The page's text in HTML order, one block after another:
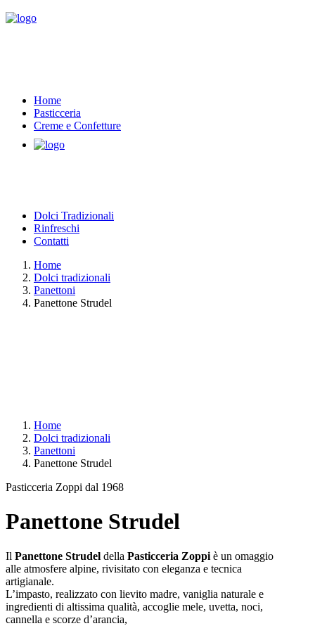
Home
Pasticceria
Creme e Confetture
Dolci Tradizionali
Rinfreschi
Contatti
Home
Dolci tradizionali
Panettoni
Panettone Strudel
Home
Dolci tradizionali
Panettoni
Panettone Strudel
Pasticceria Zoppi dal 1968
Panettone Strudel
Il Panettone Strudel della Pasticceria Zoppi è un omaggio
alle atmosfere alpine, rivisitato con eleganza e tecnica
artigianale.
L’impasto, realizzato con lievito madre, vaniglia naturale e
ingredienti di altissima qualità, accoglie mele, uvetta, noci,
cannella e scorze d’arancia,